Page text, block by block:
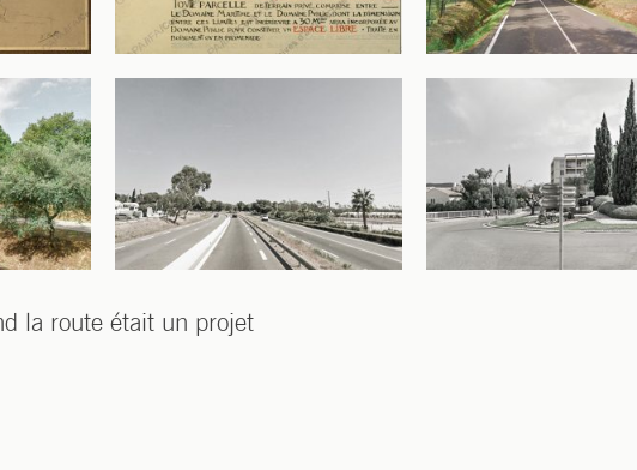
la route était un projet